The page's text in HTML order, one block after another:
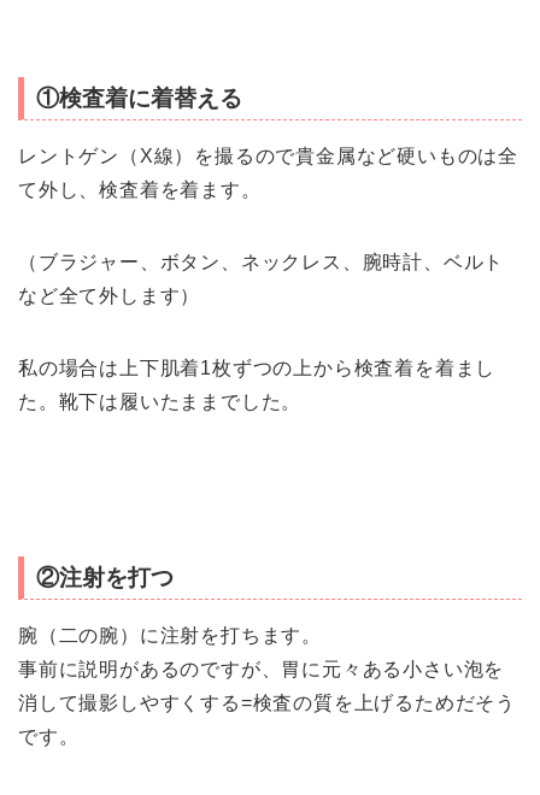
①検査着に着替える
レントゲン（X線）を撮るので貴金属など硬いものは全
て外し、検査着を着ます。
（ブラジャー、ボタン、ネックレス、腕時計、ベルト
など全て外します）
私の場合は上下肌着1枚ずつの上から検査着を着まし
た。靴下は履いたままでした。
②注射を打つ
腕（二の腕）に注射を打ちます。
事前に説明があるのですが、胃に元々ある小さい泡を
消して撮影しやすくする=検査の質を上げるためだそう
です。